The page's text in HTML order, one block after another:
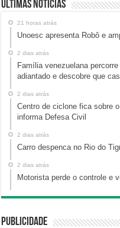
Últimas Notícias
21 horas atrás
Unoesc apresenta Robô e
2 dias atrás
Família venezuelana
adiantado e descobre que
2 dias atrás
Centro de ciclone fica sobre
informa Defesa Civil
2 dias atrás
Carro despenca no Rio do
2 dias atrás
Motorista perde o controle e
Publicidade